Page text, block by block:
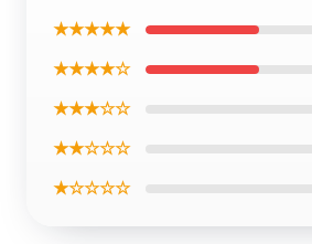
★★★★★
★★★★☆
★★★☆☆
★★☆☆☆
★☆☆☆☆